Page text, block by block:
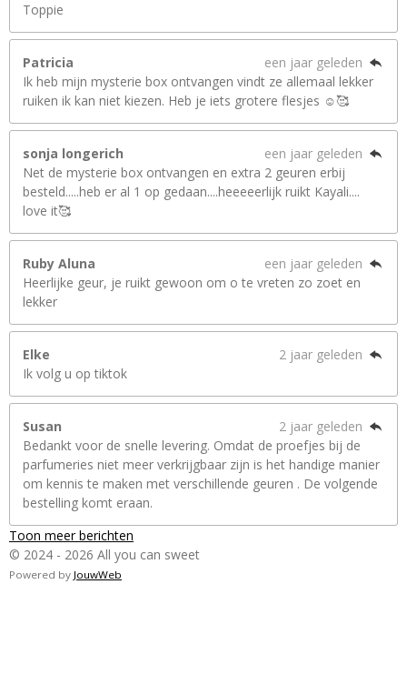
Toppie
Patricia
een jaar geleden
Ik heb mijn mysterie box ontvangen vindt ze allemaal lekker
ruiken ik kan niet kiezen. Heb je iets grotere flesjes ☺️🥰
sonja longerich
een jaar geleden
Net de mysterie box ontvangen en extra 2 geuren erbij
besteld.....heb er al 1 op gedaan....heeeeerlijk ruikt Kayali....
love it🥰
Ruby Aluna
een jaar geleden
Heerlijke geur, je ruikt gewoon om o te vreten zo zoet en
lekker
Elke
2 jaar geleden
Ik volg u op tiktok
Susan
2 jaar geleden
Bedankt voor de snelle levering. Omdat de proefjes bij de
parfumeries niet meer verkrijgbaar zijn is het handige manier
om kennis te maken met verschillende geuren . De volgende
bestelling komt eraan.
Toon meer berichten
© 2024 - 2026 All you can sweet
Powered by JouwWeb